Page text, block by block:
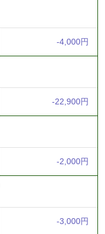
-4,000円
-22,900円
-2,000円
-3,000円